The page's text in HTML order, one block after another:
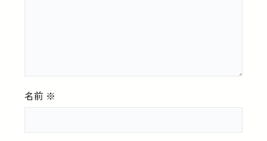
名前 ※